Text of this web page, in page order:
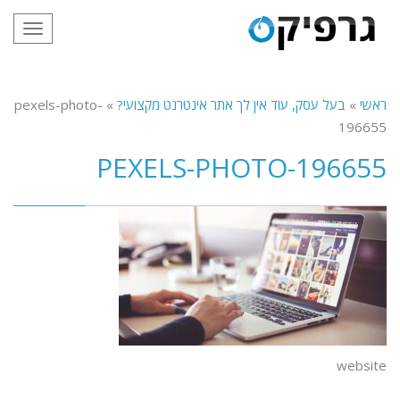
ראשי » בעל עסק, עוד אין לך אתר אינטרנט מקצועי? »
pexels-photo-
196655
PEXELS-PHOTO-196655
website